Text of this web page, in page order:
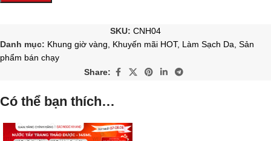
SKU: CNH04
Danh mục: Khung giờ vàng Khuyến mãi HOT, Làm Sạch Da Sản
phẩm bán chạy
Share:
Có thể bạn thích…